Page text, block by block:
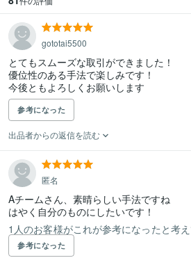
gototai5500
とてもスムーズな取引ができました！
優位性のある手法で楽しみです！
今後ともよろしくお願いします
参考になった
出品者からの返信を読む
匿名
Aチームさん、素晴らしい手法ですね
はやく自分のものにしたいです！
1人のお客様がこれが参考になったと考
参考になった